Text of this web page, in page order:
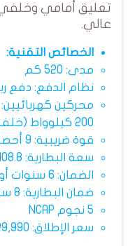
تعليق أمامي وخلفي
عالي.
الخصائص التقنية:
مدى: 520 كم
نظام الدفع: دفع
200 كيلوواط (خلفي)
قوة ضريبية: 9 أحصنة
سعة البطارية: 108.8 كيلوواط/ساعة
الضمان: 6 سنوات أو 150,000 كم
ضمان البطارية: 8 سنوات
5 نجوم NCAP
سعر الإطلاق: 229,990 دينار تونسي